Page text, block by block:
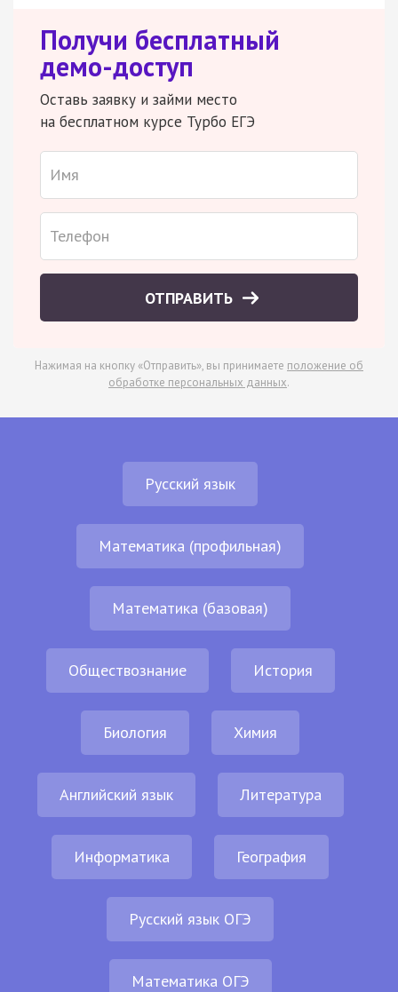
Получи бесплатный
демо-доступ
Оставь заявку и займи место
на бесплатном курсе Турбо ЕГЭ
ОТПРАВИТЬ
Нажимая на кнопку «Отправить», вы принимаете положение об
обработке персональных данных.
Русский язык
Математика (профильная)
Математика (базовая)
Обществознание История
Биология Химия
Английский язык Литература
Информатика География
Русский язык ОГЭ
Математика ОГЭ